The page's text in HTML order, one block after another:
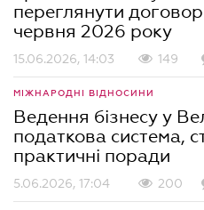
переглянути
червня 2026 року
15.06.2026, 14:03 149
МІЖНАРОДНІ ВІДНОСИНИ
Ведення бізнесу у
податкова система,
практичні поради
5.06.2026, 17:04 200